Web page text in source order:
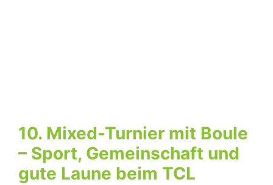
10. Mixed-Turnier mit Boule
– Sport, Gemeinschaft und
gute Laune beim TCL